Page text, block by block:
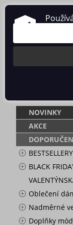
O nás
NOVINKY
AKCE
BESTSELLERY
BLACK
Oblečení
Nadměrné
Doplňky